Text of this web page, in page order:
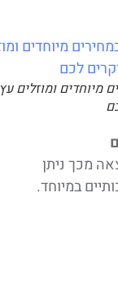
ומוזלים עץ
ניתן
במיוחד.